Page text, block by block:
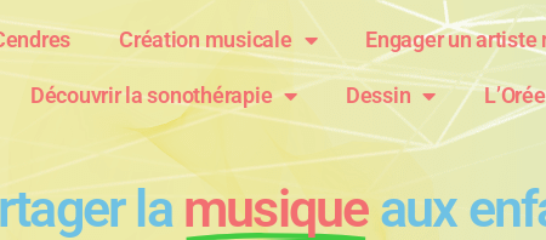
Création musicale Engager un artiste
Découvrir la sonothérapie Dessin
la musiqueaux